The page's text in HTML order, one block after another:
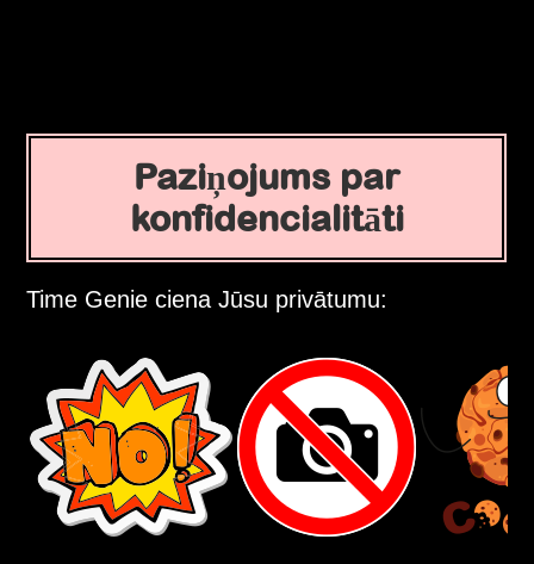
Paziņojums par
konfidencialitāti
Time Genie ciena Jūsu privātumu: